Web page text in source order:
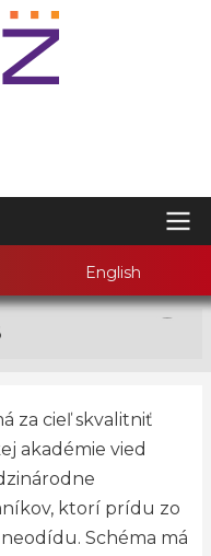
English
Next
za cieľ skvalitniť
akadémie vied
ktorí prídu zo
Schéma má